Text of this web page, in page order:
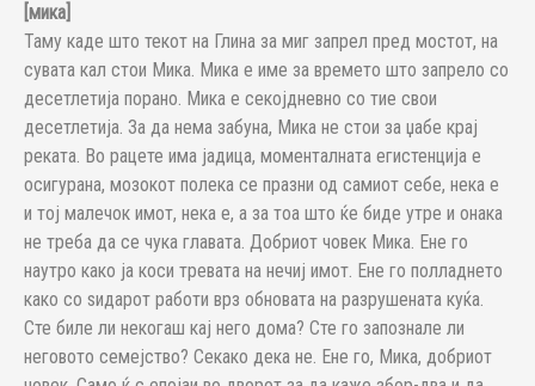
[мика]
Таму каде што текот на Глина за миг запрел пред мостот, на
сувата кал стои Мика. Мика е име за времето што запрело со
десетлетија порано. Мика е секојдневно со тие свои
десетлетија. За да нема забуна, Мика не стои за џабе крај
реката. Во рацете има јадица, моменталната егистенција е
осигурана, мозокот полека се празни од самиот себе, нека е
и тој малечок имот, нека е, а за тоа што ќе биде утре и онака
не треба да се чука главата. Добриот човек Мика. Ене го
наутро како ја коси тревата на нечиј имот. Ене го полладнето
како со ѕидарот работи врз обновата на разрушената куќа.
Сте биле ли некогаш кај него дома? Сте го запознале ли
неговото семејство? Секако дека не. Ене го, Мика, добриот